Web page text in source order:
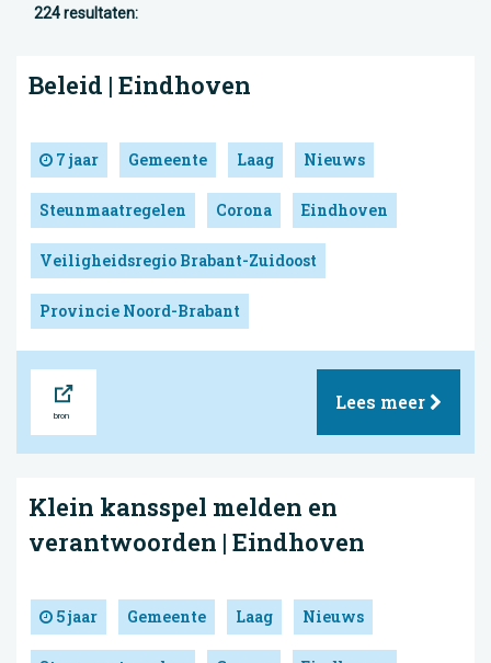
224 resultaten:
Beleid | Eindhoven
7 jaar Gemeente Laag Nieuws
Steunmaatregelen Corona Eindhoven
Veiligheidsregio Brabant-Zuidoost
Provincie Noord-Brabant
Lees meer
Klein kansspel melden en
verantwoorden | Eindhoven
5 jaar Gemeente Laag Nieuws